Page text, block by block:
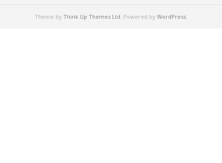
Theme by Think Up Themes Ltd. Powered by WordPress.